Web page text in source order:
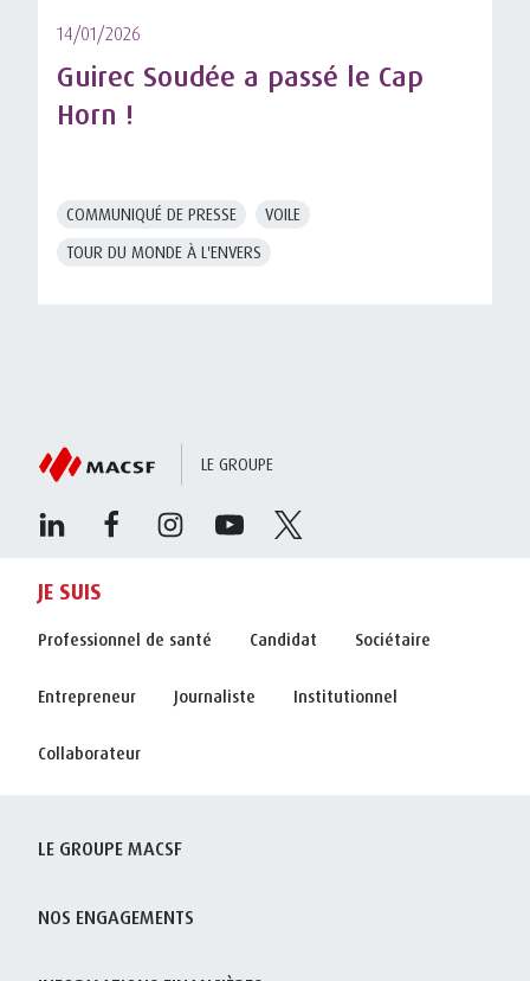
14/01/2026
Guirec Soudée a passé le Cap
Horn !
COMMUNIQUÉ DE PRESSE
VOILE
TOUR DU MONDE À L'ENVERS
LE GROUPE
JE SUIS
Professionnel de santé Candidat Sociétaire
Entrepreneur Journaliste Institutionnel
Collaborateur
LE GROUPE MACSF
NOS ENGAGEMENTS